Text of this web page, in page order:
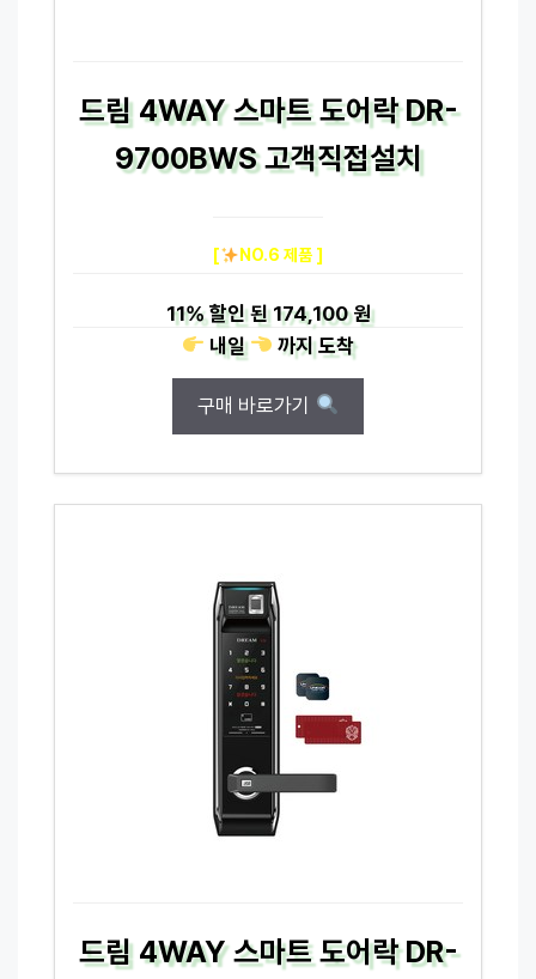
드림 4WAY 스마트 도어락 DR-
9700BWS 고객직접설치
[ NO.6 제품 ]
11%할인 된174,100 원
내일
까지도착
구매 바로가기
드림 4WAY 스마트 도어락 DR-